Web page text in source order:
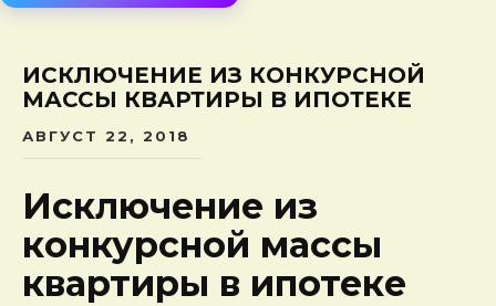
ИСКЛЮЧЕНИЕ ИЗ КОНКУРСНОЙ
МАССЫ КВАРТИРЫ В ИПОТЕКЕ
АВГУСТ 22, 2018
Исключение из
конкурсной массы
квартиры в ипотеке